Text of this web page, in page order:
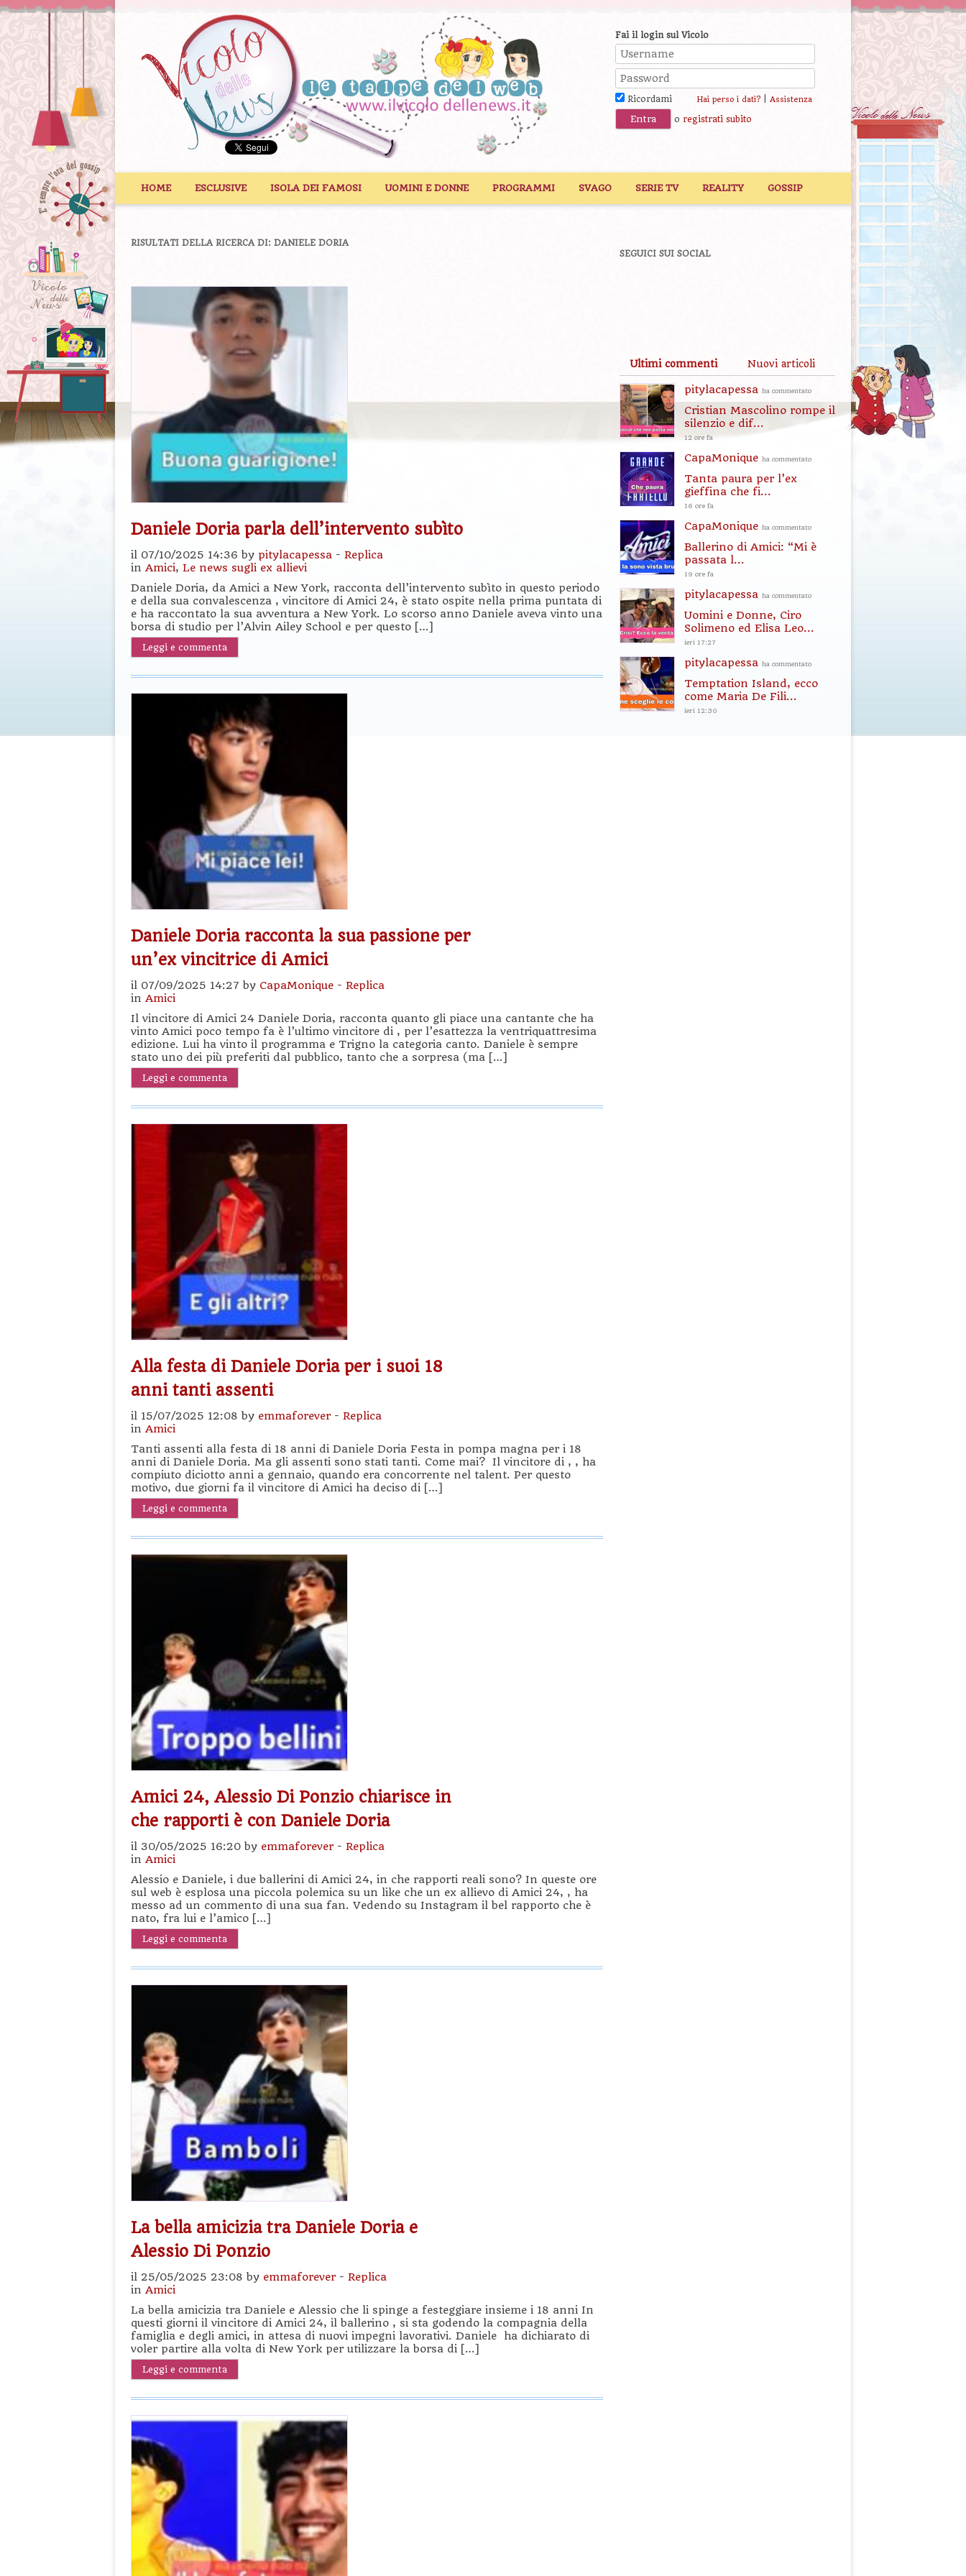
Fai il login sul Vicolo
Ricordami Hai perso i dati?| Assistenza
o registrati subito
HOME ESCLUSIVE ISOLA DEI FAMOSI UOMINI E DONNE PROGRAMMI SVAGO SERIE TV REALITY GOSSIP
RISULTATI DELLA RICERCA DI: DANIELE DORIA
Daniele Doria parla dell’intervento subìto
il 07/10/2025 14:36 by pitylacapessa - Replica
in Amici, Le news sugli ex allievi
Daniele Doria, da Amici a New York, racconta dell’intervento subìto in questo periodo
e della sua convalescenza , vincitore di Amici 24, è stato ospite nella prima puntata di
e ha raccontato la sua avventura a New York. Lo scorso anno Daniele aveva vinto una
borsa di studio per l’Alvin Ailey School e per questo […]
Leggi e commenta
Daniele Doria racconta la sua passione per
un’ex vincitrice di Amici
il 07/09/2025 14:27 by CapaMonique - Replica
in Amici
Il vincitore di Amici 24 Daniele Doria, racconta quanto gli piace una cantante che ha
vinto Amici poco tempo fa è l’ultimo vincitore di , per l’esattezza la ventriquattresima
edizione. Lui ha vinto il programma e Trigno la categoria canto. Daniele è sempre
stato uno dei più preferiti dal pubblico, tanto che a sorpresa (ma […]
Leggi e commenta
Alla festa di Daniele Doria per i suoi 18
anni tanti assenti
il 15/07/2025 12:08 by emmaforever- Replica
in Amici
Tanti assenti alla festa di 18 anni di Daniele Doria Festa in pompa magna per i 18
anni di Daniele Doria. Ma gli assenti sono stati tanti. Come mai? Il vincitore di , , ha
compiuto diciotto anni a gennaio, quando era concorrente nel talent. Per questo
motivo, due giorni fa il vincitore di Amici ha deciso di […]
Leggi e commenta
Amici 24, Alessio Di Ponzio chiarisce in
che rapporti è con Daniele Doria
il 30/05/2025 16:20 by emmaforever- Replica
in Amici
Alessio e Daniele, i due ballerini di Amici 24, in che rapporti reali sono? In queste ore
sul web è esplosa una piccola polemica su un like che un ex allievo di Amici 24, , ha
messo ad un commento di una sua fan. Vedendo su Instagram il bel rapporto che è
nato, fra lui e l’amico […]
Leggi e commenta
La bella amicizia tra Daniele Doria e
Alessio Di Ponzio
il 25/05/2025 23:08 by emmaforever- Replica
in Amici
La bella amicizia tra Daniele e Alessio che li spinge a festeggiare insieme i 18 anni In
questi giorni il vincitore di Amici 24, il ballerino , si sta godendo la compagnia della
famiglia e degli amici, in attesa di nuovi impegni lavorativi. Daniele ha dichiarato di
voler partire alla volta di New York per utilizzare la borsa di […]
Leggi e commenta
SEGUICI SUI SOCIAL
Ultimi commenti Nuovi articoli
pitylacapessa ha commentato
Cristian Mascolino rompe il
silenzio e dif...
12 ore fa
CapaMonique ha commentato
Tanta paura per l’ex
gieffina che fi...
16 ore fa
CapaMonique ha commentato
Ballerino di Amici: “Mi è
passata l...
19 ore fa
pitylacapessa ha commentato
Uomini e Donne, Ciro
Solimeno ed Elisa Leo...
ieri 17:27
pitylacapessa ha commentato
Temptation Island, ecco
come Maria De Fili...
ieri 12:30